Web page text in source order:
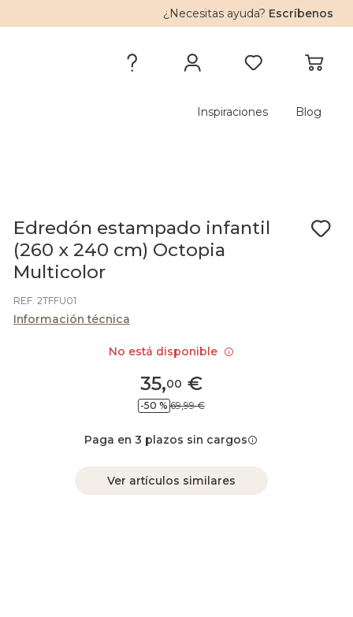
¿Necesitas ayuda? Escríbenos
Inspiraciones Blog
Edredón estampado infantil
(260 x 240 cm) Octopia
Multicolor
REF. 2TFFU01
Información técnica
35,00 €
-50 % 69,99 €
Paga en 3 plazos sin cargos
Ver artículos similares